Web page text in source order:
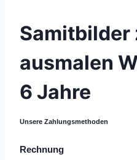
Samitbilder
ausmalen
6 Jahre
Unsere Zahlungsmethoden
Rechnung